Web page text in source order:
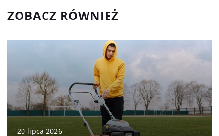
ZOBACZ RÓWNIEŻ
20 lipca 2026